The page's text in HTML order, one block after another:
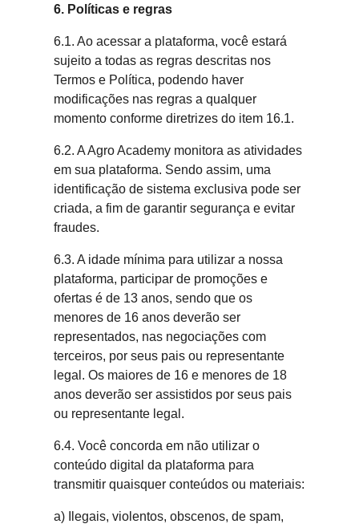
6. Políticas e regras
6.1. Ao acessar a plataforma, você estará
sujeito a todas as regras descritas nos
Termos e Política, podendo haver
modificações nas regras a qualquer
momento conforme diretrizes do item 16.1.
6.2. A Agro Academy monitora as atividades
em sua plataforma. Sendo assim, uma
identificação de sistema exclusiva pode ser
criada, a fim de garantir segurança e evitar
fraudes.
6.3. A idade mínima para utilizar a nossa
plataforma, participar de promoções e
ofertas é de 13 anos, sendo que os
menores de 16 anos deverão ser
representados, nas negociações com
terceiros, por seus pais ou representante
legal. Os maiores de 16 e menores de 18
anos deverão ser assistidos por seus pais
ou representante legal.
6.4. Você concorda em não utilizar o
conteúdo digital da plataforma para
transmitir quaisquer conteúdos ou materiais:
a) Ilegais, violentos, obscenos, de spam,